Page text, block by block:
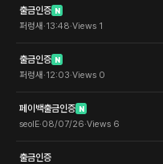
출금인증 N
퍼렁새 ·13:48·Views 1
출금인증 N
퍼렁새 ·12:03·Views 0
페이백출금인증 N
seolE·08/07/26·Views 6
출금인증